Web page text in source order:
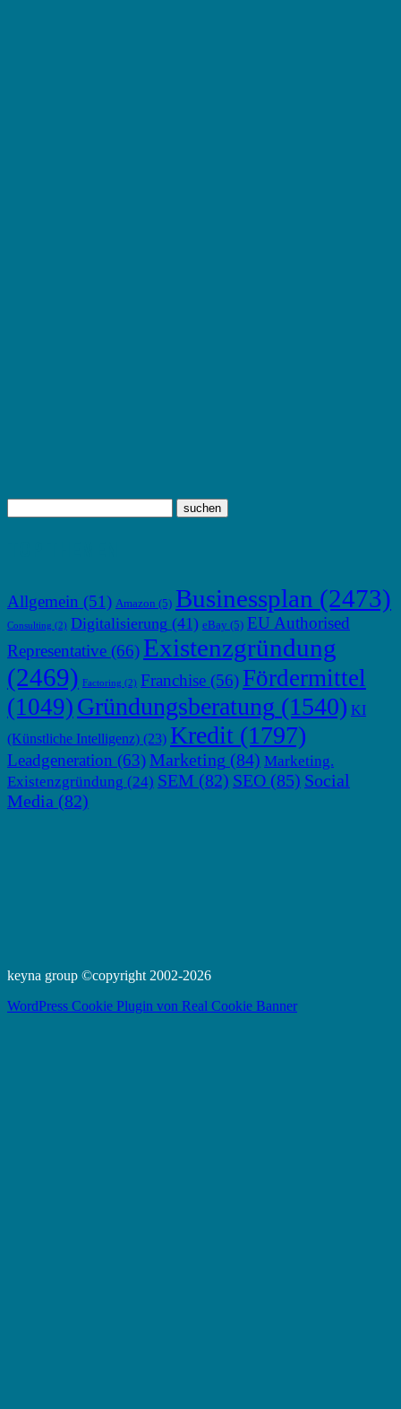
Allgemein (51) Amazon (5) Businessplan (2473)
Consulting (2) Digitalisierung (41) eBay (5) EU Authorised
Representative (66) Existenzgründung
(2469) Factoring (2) Franchise (56) Fördermittel
(1049) Gründungsberatung (1540) KI
(Künstliche Intelligenz) (23) Kredit (1797)
Leadgeneration (63)Marketing (84) Marketing.
Existenzgründung (24) SEM (82) SEO (85) Social
Media (82)
keyna group ©copyright 2002-2026
WordPress Cookie Plugin von Real Cookie Banner